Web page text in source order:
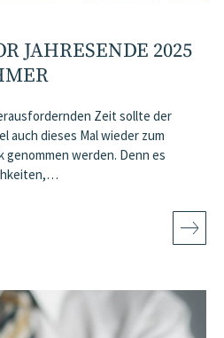
JAHRESENDE 2025 –
Zeit sollte der
auch dieses Mal wieder zum
genommen werden. Denn es